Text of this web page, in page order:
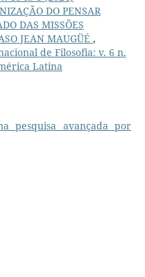
DO PENSAR
DAS MISSÕES
JEAN MAUGÜÉ ,
de Filosofia: v. 6 n.
Latina
pesquisa avançada por